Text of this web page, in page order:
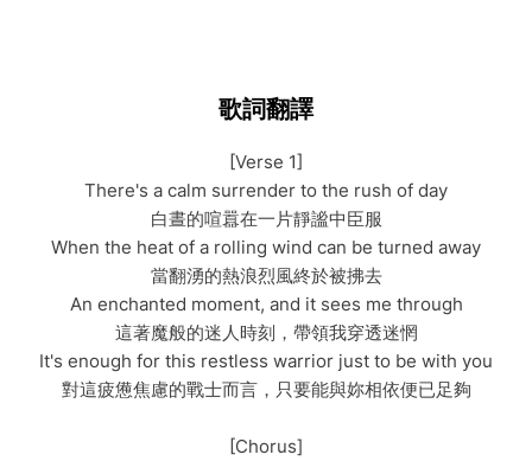
歌詞翻譯
[Verse 1]
There's a calm surrender to the rush of day
白晝的喧囂在一片靜謐中臣服
When the heat of a rolling wind can be turned away
當翻湧的熱浪烈風終於被拂去
An enchanted moment, and it sees me through
這著魔般的迷人時刻，帶領我穿透迷惘
It's enough for this restless warrior just to be with you
對這疲憊焦慮的戰士而言，只要能與妳相依便已足夠
[Chorus]